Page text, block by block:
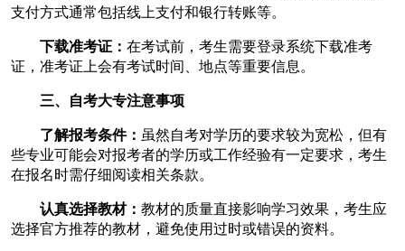
支付方式通常包括线上支付和银行转账等。
下载准考证： 在考试前，考生需要登录系统下载准考
证，准考证上会有考试时间、地点等重要信息。
三、 自考大专注意事项
了解报考条件： 虽然自考对学历的要求较为宽松，但有
些专业可能会对报考者的学历或工作经验有一定要求，考生
在报名时需仔细阅读相关条款。
认真选择教材： 教材的质量直接影响学习效果，考生应
选择官方推荐的教材，避免使用过时或错误的资料。